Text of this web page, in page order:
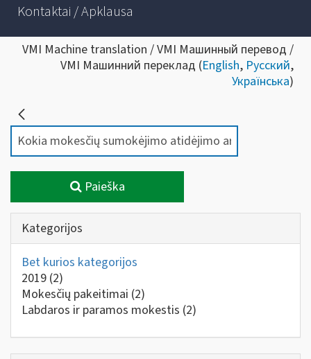
Kontaktai / Apklausa
VMI Machine translation / VMI Машинный перевод /
VMI Машинний переклад (English, Русский,
Українська)
Paieška
Kategorijos
Bet kurios kategorijos
2019 (2)
Mokesčių pakeitimai (2)
Labdaros ir paramos mokestis (2)